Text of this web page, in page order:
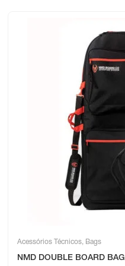
Acessórios Técnicos, Bags
NMD DOUBLE BOARD BAG